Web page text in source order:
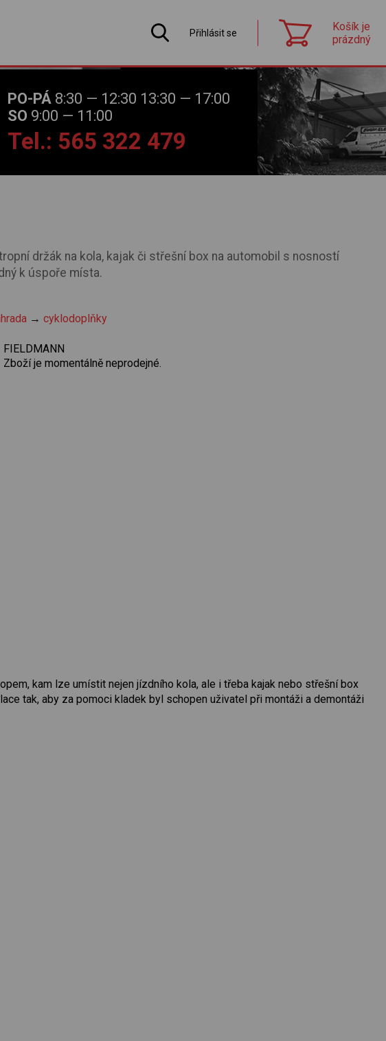
Přihlásit se
Košík je
prázdný
PO-PÁ 8:30 — 12:30 13:30 — 17:00
SO 9:00 — 11:00
Tel.: 565 322 479
držák na kola, kajak či střešní box na automobil s nosností
k úspoře místa.
→cyklodoplňky
FIELDMANN
Zboží je momentálně neprodejné.
kam lze umístit nejen jízdního kola, ale i třeba kajak nebo střešní box
tak, aby za pomoci kladek byl schopen uživatel při montáži a demontáži